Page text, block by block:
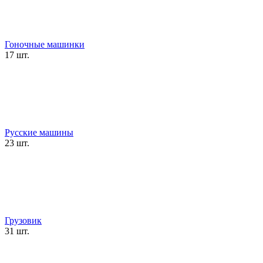
Гоночные машинки
17 шт.
Русские машины
23 шт.
Грузовик
31 шт.